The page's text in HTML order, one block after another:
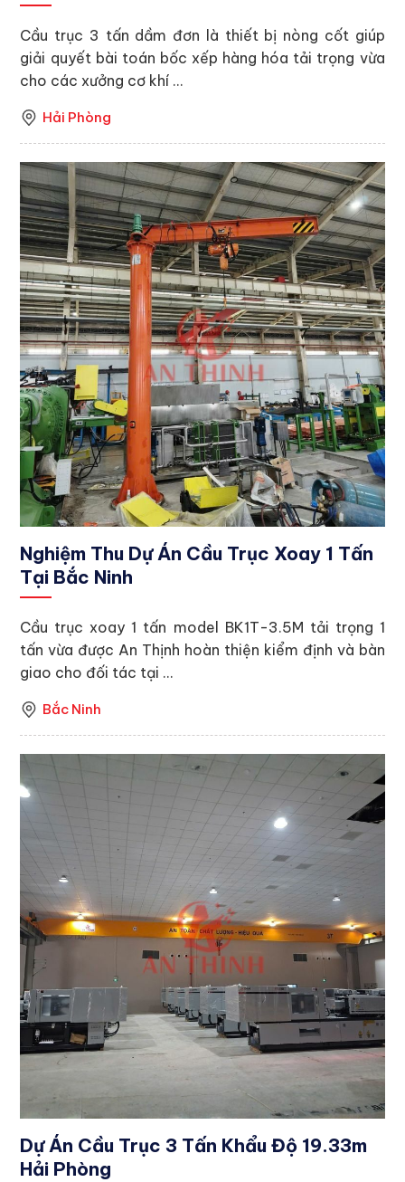
Cầu trục 3 tấn dầm đơn là thiết bị nòng cốt giúp
giải quyết bài toán bốc xếp hàng hóa tải trọng vừa
cho các xưởng cơ khí ...
Hải Phòng
Nghiệm Thu Dự Án Cầu Trục Xoay 1 Tấn
Tại Bắc Ninh
Cầu trục xoay 1 tấn model BK1T-3.5M tải trọng 1
tấn vừa được An Thịnh hoàn thiện kiểm định và bàn
giao cho đối tác tại ...
Bắc Ninh
Dự Án Cầu Trục 3 Tấn Khẩu Độ 19.33m
Hải Phòng